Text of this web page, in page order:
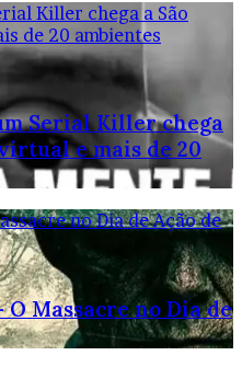
Killer chega a São
de 20 ambientes
Serial Killer chega
e mais de 20
no Dia de Ação de
Massacre no Dia de